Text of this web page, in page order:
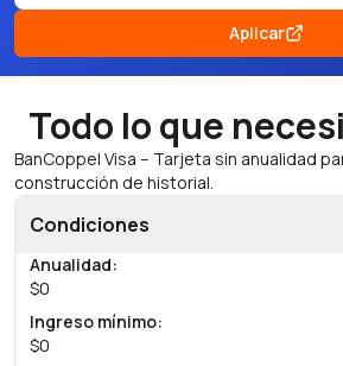
Aplicar
Todo lo que
BanCoppel Visa – Tarjeta sin anualidad
construcción de historial.
Condiciones
Anualidad:
$0
Ingreso mínimo:
$0